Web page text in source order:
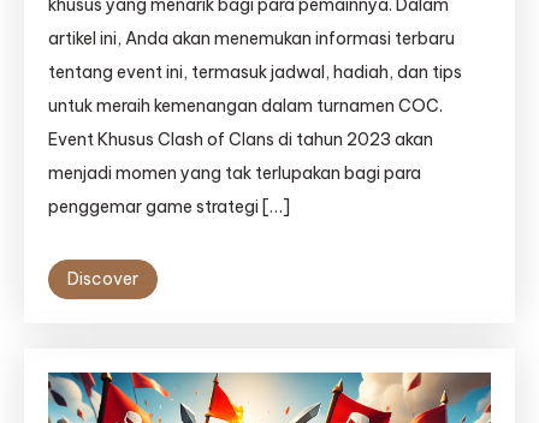
khusus yang menarik bagi para pemainnya. Dalam
artikel ini, Anda akan menemukan informasi terbaru
tentang event ini, termasuk jadwal, hadiah, dan tips
untuk meraih kemenangan dalam turnamen COC.
Event Khusus Clash of Clans di tahun 2023 akan
menjadi momen yang tak terlupakan bagi para
penggemar game strategi […]
Discover